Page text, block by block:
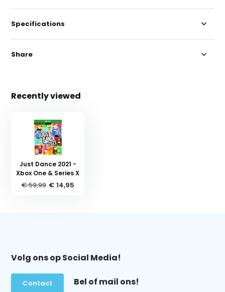
Specifications
Share
Recently viewed
Just Dance 2021 -
Xbox One & Series X
€ 59,99 € 14,95
Volg ons op Social Media!
Contact Bel of mail ons!